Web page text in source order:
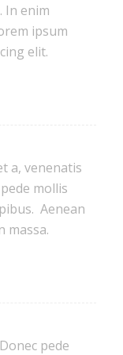
In enim
ipsum
elit.
a, venenatis
mollis
Aenean
massa.
pede